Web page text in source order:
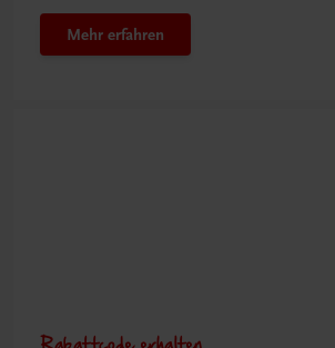
Mehr erfahren